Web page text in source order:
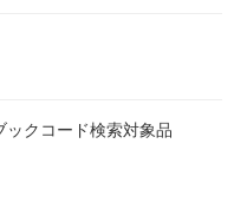
ックコード検索対象品